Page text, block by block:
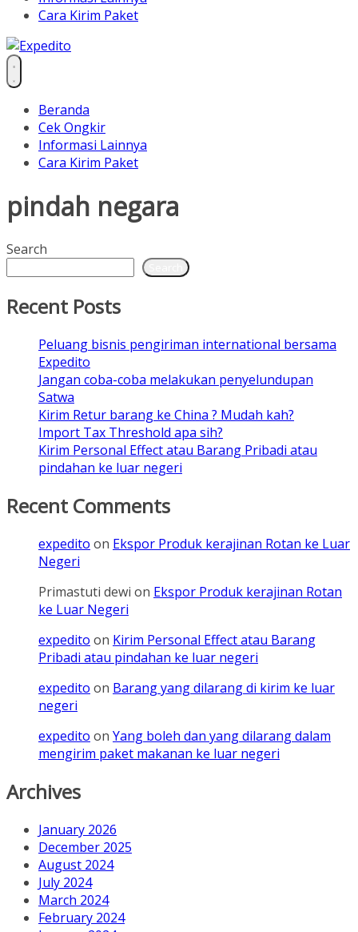
Cara Kirim Paket
Beranda
Cek Ongkir
Informasi Lainnya
Cara Kirim Paket
pindah negara
Search
Recent Posts
Peluang bisnis pengiriman international bersama
Expedito
Jangan coba-coba melakukan penyelundupan
Satwa
Kirim Retur barang ke China ? Mudah kah?
Import Tax Threshold apa sih?
Kirim Personal Effect atau Barang Pribadi atau
pindahan ke luar negeri
Recent Comments
expedito on Ekspor Produk kerajinan Rotan ke Luar
Negeri
Primastuti dewi on Ekspor Produk kerajinan Rotan
ke Luar Negeri
expedito on Kirim Personal Effect atau Barang
Pribadi atau pindahan ke luar negeri
expedito on Barang yang dilarang di kirim ke luar
negeri
expedito on Yang boleh dan yang dilarang dalam
mengirim paket makanan ke luar negeri
Archives
January 2026
December 2025
August 2024
July 2024
March 2024
February 2024